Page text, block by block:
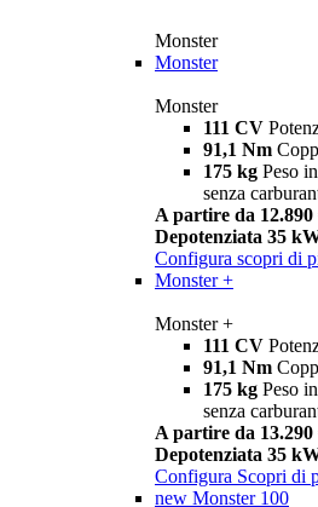
Monster
Monster
Monster
111 CV
91,1 Nm
175 kg Peso
senza
A partire da 12.890
Depotenziata 35
Configura scopri di
Monster +
Monster +
111 CV
91,1 Nm
175 kg Peso
senza
A partire da 13.290
Depotenziata 35
Configura Scopri di
new Monster 100